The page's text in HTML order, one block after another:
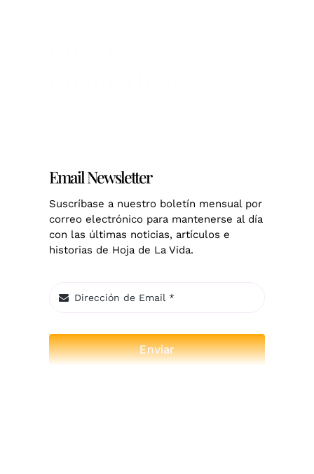
Email Newsletter
Suscríbase a nuestro boletín mensual por
correo electrónico para mantenerse al día
con las últimas noticias, artículos e
historias de Hoja de La Vida.
Enviar